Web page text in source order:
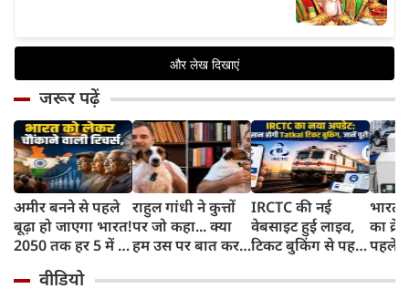
जरूर पढ़ें
अमीर बनने से पहले
बूढ़ा हो जाएगा भारत!
2050 तक हर 5 में 1
साल से ज्यादा उम्र का
राहुल गांधी ने कुत्तों
पर जो कहा... क्या
हम उस पर बात कर
IRCTC की नई
वेबसाइट हुई लाइव,
टिकट बुकिंग से पहले
काम, जानें पूरा
भारत
का
पहले
और
वीडियो